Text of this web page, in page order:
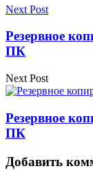
Next Post
Резервное
ПК
Next Post
Резервное
ПК
Добавить